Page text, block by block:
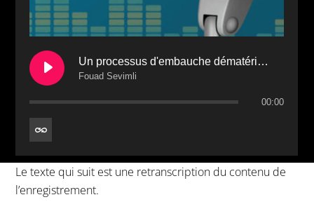
Un processus d'embauche dématérialisé devenu une réalité avec Staff & Go
Fouad Sevimli
00:00
Le texte qui suit est une retranscription du contenu de
l’enregistrement.